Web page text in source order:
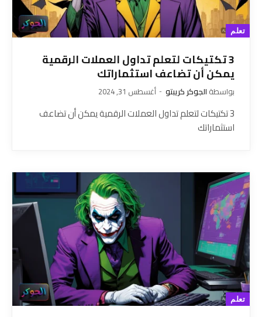
تعلم
3 تكتيكات لتعلم تداول العملات الرقمية
يمكن أن تضاعف استثماراتك
بواسطة الجوكر كريبتو أغسطس 31, 2024
3 تكتيكات لتعلم تداول العملات الرقمية يمكن أن تضاعف
استثماراتك
تعلم